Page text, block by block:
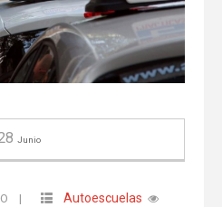
Junio
| Autoescuelas